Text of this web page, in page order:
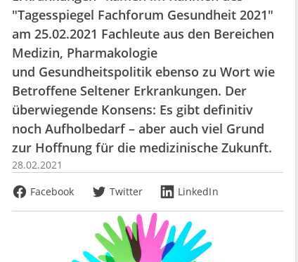
"Tagesspiegel Fachforum Gesundheit 2021"
am 25.02.2021 Fachleute aus den Bereichen
Medizin, Pharmakologie
und Gesundheitspolitik ebenso zu Wort wie
Betroffene Seltener Erkrankungen. Der
überwiegende Konsens: Es gibt definitiv
noch Aufholbedarf – aber auch viel Grund
zur Hoffnung für die medizinische Zukunft.
28.02.2021
Facebook
Twitter LinkedIn